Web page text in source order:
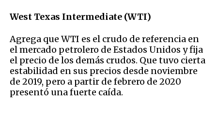
West Texas Intermediate (WTI)
Agrega que WTI es el crudo de referencia en
el mercado petrolero de Estados Unidos y fija
el precio de los demás crudos. Que tuvo cierta
estabilidad en sus precios desde noviembre
de 2019, pero a partir de febrero de 2020
presentó una fuerte caída.